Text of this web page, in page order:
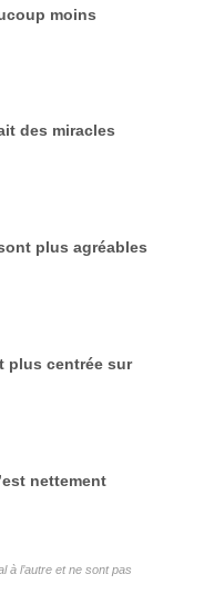
moins
des miracles
plus agréables
plus centrée sur
nettement
à l’autre et ne sont pas